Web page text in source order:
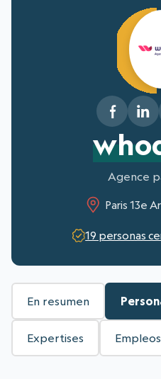
Agence
Paris 13e
19 personas
En resumen
Expertises Empleos